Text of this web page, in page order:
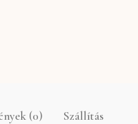
(0) Szállítás